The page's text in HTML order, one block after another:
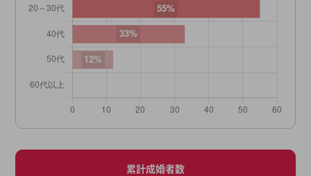
累計成婚者数